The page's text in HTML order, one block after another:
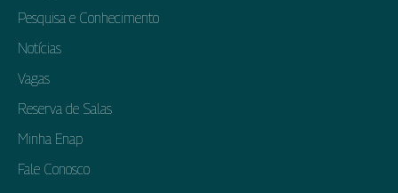
Pesquisa e Conhecimento
Notícias
Vagas
Reserva de Salas
Minha Enap
Fale Conosco